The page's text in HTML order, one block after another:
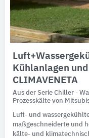
Kühlanlagen
CLIMAVENETA
Aus der Serie Chiller -
Prozesskälte von
Luft- und
maßgeschneiderte und
kälte- und